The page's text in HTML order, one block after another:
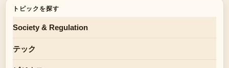
トピックを探す
Society & Regulation
テック